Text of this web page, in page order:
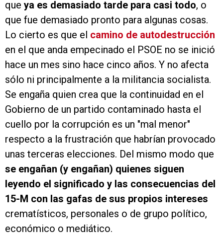
que ya es demasiado tarde para casi todo, o
que fue demasiado pronto para algunas cosas.
Lo cierto es que el camino de autodestrucción
en el que anda empecinado el PSOE no se inició
hace un mes sino hace cinco años. Y no afecta
sólo ni principalmente a la militancia socialista.
Se engaña quien crea que la continuidad en el
Gobierno de un partido contaminado hasta el
cuello por la corrupción es un "mal menor"
respecto a la frustración que habrían provocado
unas terceras elecciones. Del mismo modo que
se engañan (y engañan) quienes siguen
leyendo el significado y las consecuencias del
15-M con las gafas de sus propios intereses
crematísticos, personales o de grupo político,
económico o mediático.